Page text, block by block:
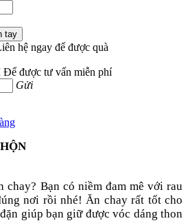
tay
hệ ngay để được quà
Để được tư vấn miễn phí
Gửi
chay? Bạn có niềm đam mê với rau
nơi rồi nhé! Ăn chay rất tốt cho
giúp bạn giữ được vóc dáng thon